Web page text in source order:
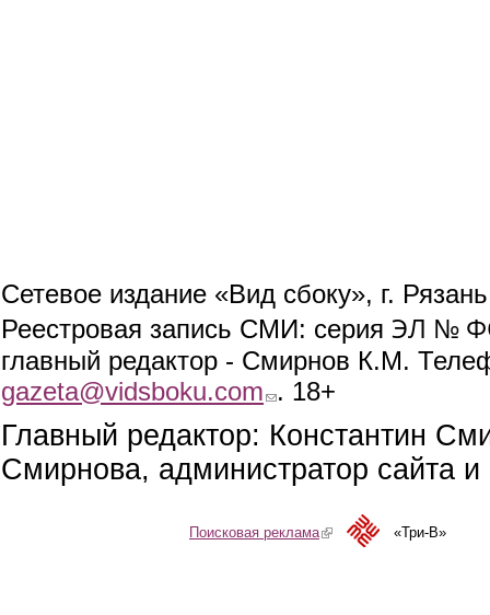
Сетевое издание «Вид сбоку», г.
Реестровая запись СМИ: серия ЭЛ №
главный редактор - Смирнов К.М.
gazeta@vidsboku.com (link sends e-mail)
. 18+
Главный редактор: Константин
Смирнова, администратор сайта
Поисковая реклама(link is external)«Три-В»